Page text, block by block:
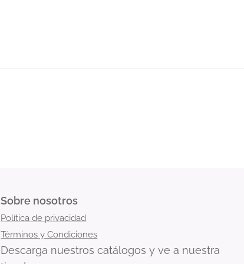
Sobre nosotros
Política de privacidad
Términos y Condiciones
Descarga nuestros catálogos y ve a nuestra